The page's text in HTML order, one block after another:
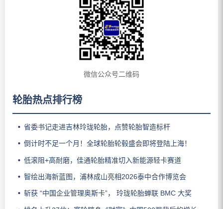
微信公众号二维码
轮胎热点排行榜
省委书记走进吉林玲珑轮胎，点赞轮胎智造标杆
倒计时不足一个月！全球轮胎轮毂盛会即将登陆上海！
低滚阻+高耐磨，佳通轮胎精准切入新能源轻卡赛道
智绘出海新蓝图，浦林成山亮相2026泰中合作博览会
斩获 “中国企业管理奥斯卡”， 玲珑轮胎蝉联 BMC 大奖